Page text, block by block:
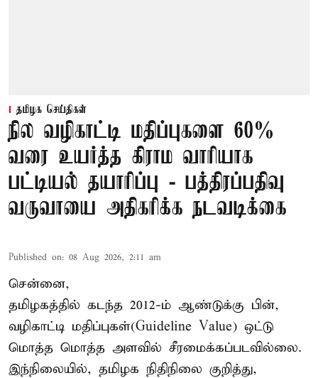
தமிழக செய்திகள்
நில வழிகாட்டி மதிப்புகளை 60%
வரை உயர்த்த கிராம வாரியாக
பட்டியல் தயாரிப்பு - பத்திரப்பதிவு
வருவாயை அதிகரிக்க நடவடிக்கை
Published on: 08 Aug 2026, 2:11 am
சென்னை,
தமிழகத்தில் கடந்த 2012-ம் ஆண்டுக்கு பின்,
வழிகாட்டி மதிப்புகள்(Guideline Value) ஒட்டு
மொத்த மொத்த அளவில் சீரமைக்கப்படவில்லை.
இந்நிலையில், தமிழக நிதிநிலை குறித்து,